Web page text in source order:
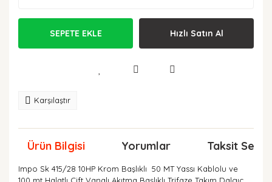
SEPETE EKLE Hızlı Satın Al
Karşılaştır
Ürün Bilgisi Yorumlar Taksit
Impo Sk 415/28 10HP Krom Başlıklı 50 MT Yassı Kablolu ve